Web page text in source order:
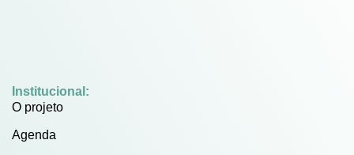
Institucional:
O projeto
Agenda